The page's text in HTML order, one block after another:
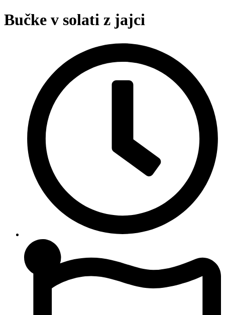
Bučke v solati z jajci